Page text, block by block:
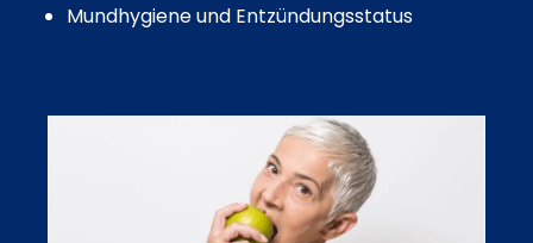
Mundhygiene und Entzündungsstatus